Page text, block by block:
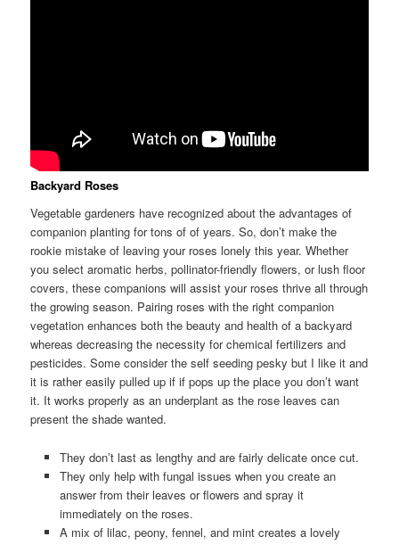
Backyard Roses
Vegetable gardeners have recognized about the advantages of
companion planting for tons of of years. So, don’t make the
rookie mistake of leaving your roses lonely this year. Whether
you select aromatic herbs, pollinator-friendly flowers, or lush floor
covers, these companions will assist your roses thrive all through
the growing season. Pairing roses with the right companion
vegetation enhances both the beauty and health of a backyard
whereas decreasing the necessity for chemical fertilizers and
pesticides. Some consider the self seeding pesky but I like it and
it is rather easily pulled up if if pops up the place you don’t want
it. It works properly as an underplant as the rose leaves can
present the shade wanted.
They don’t last as lengthy and are fairly delicate once cut.
They only help with fungal issues when you create an
answer from their leaves or flowers and spray it
immediately on the roses.
A mix of lilac, peony, fennel, and mint creates a lovely